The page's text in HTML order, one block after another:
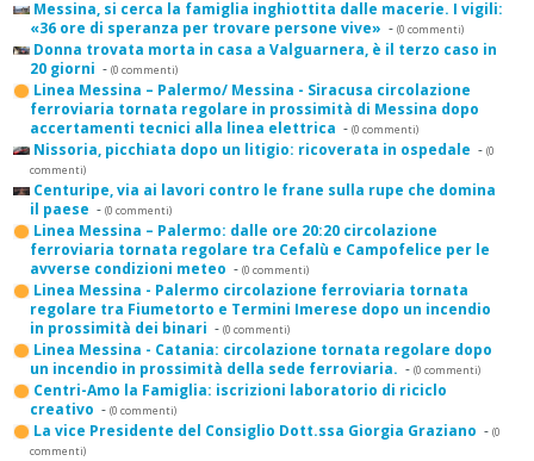
Messina, si cerca la famiglia inghiottita dalle macerie. I vigili:
«36 ore di speranza per trovare persone vive» - (0 commenti)
Donna trovata morta in casa a Valguarnera, è il terzo caso in
20 giorni - (0 commenti)
Linea Messina – Palermo/ Messina - Siracusa circolazione
ferroviaria tornata regolare in prossimità di Messina dopo
accertamenti tecnici alla linea elettrica - (0 commenti)
Nissoria, picchiata dopo un litigio: ricoverata in ospedale - (0
commenti)
Centuripe, via ai lavori contro le frane sulla rupe che domina
il paese - (0 commenti)
Linea Messina – Palermo: dalle ore 20:20 circolazione
ferroviaria tornata regolare tra Cefalù e Campofelice per le
avverse condizioni meteo - (0 commenti)
Linea Messina - Palermo circolazione ferroviaria tornata
regolare tra Fiumetorto e Termini Imerese dopo un incendio
in prossimità dei binari - (0 commenti)
Linea Messina - Catania: circolazione tornata regolare dopo
un incendio in prossimità della sede ferroviaria. - (0 commenti)
Centri-Amo la Famiglia: iscrizioni laboratorio di riciclo
creativo - (0 commenti)
La vice Presidente del Consiglio Dott.ssa Giorgia Graziano - (0
commenti)